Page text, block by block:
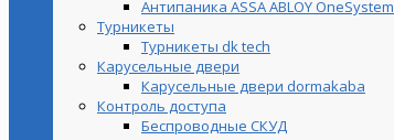
Антипаника ASSA ABLOY OneSystem
Турникеты
Турникеты dk tech
Карусельные двери
Карусельные двери dormakaba
Контроль доступа
Беспроводные СКУД